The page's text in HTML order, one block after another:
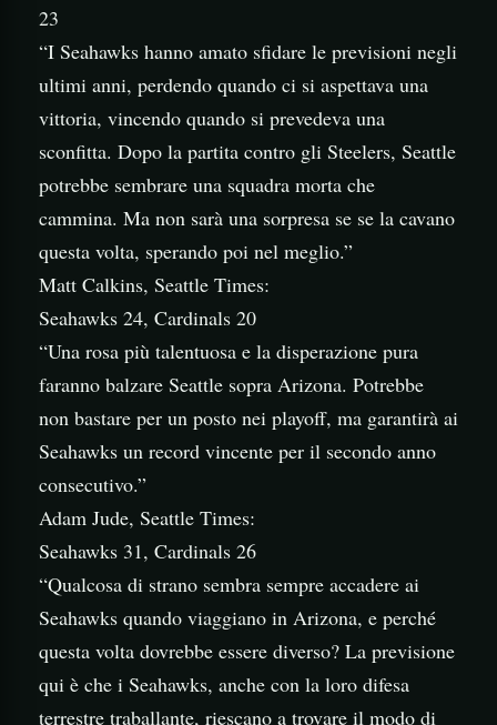
23
“I Seahawks hanno amato sfidare le previsioni negli
ultimi anni, perdendo quando ci si aspettava una
vittoria, vincendo quando si prevedeva una
sconfitta. Dopo la partita contro gli Steelers, Seattle
potrebbe sembrare una squadra morta che
cammina. Ma non sarà una sorpresa se se la cavano
questa volta, sperando poi nel meglio.”
Matt Calkins, Seattle Times:
Seahawks 24, Cardinals 20
“Una rosa più talentuosa e la disperazione pura
faranno balzare Seattle sopra Arizona. Potrebbe
non bastare per un posto nei playoff, ma garantirà ai
Seahawks un record vincente per il secondo anno
consecutivo.”
Adam Jude, Seattle Times:
Seahawks 31, Cardinals 26
“Qualcosa di strano sembra sempre accadere ai
Seahawks quando viaggiano in Arizona, e perché
questa volta dovrebbe essere diverso? La previsione
qui è che i Seahawks, anche con la loro difesa
terrestre traballante, riescano a trovare il modo di